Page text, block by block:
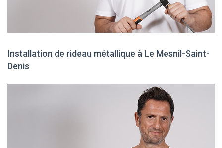
Installation de rideau métallique à Le Mesnil-Saint-
Denis